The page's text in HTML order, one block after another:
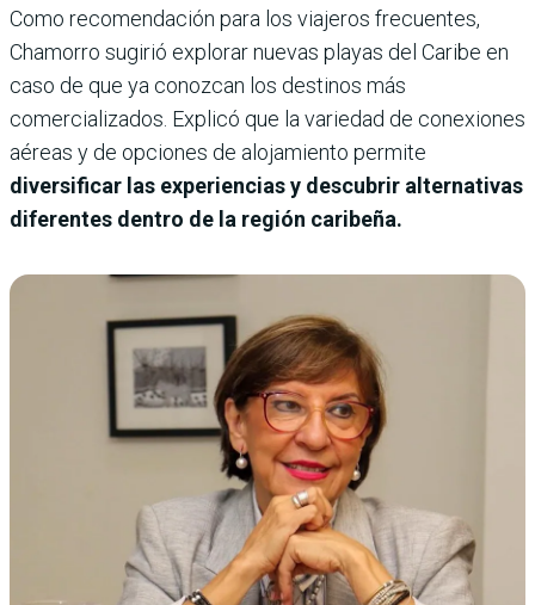
Como recomendación para los viajeros frecuentes,
Chamorro sugirió explorar nuevas playas del Caribe en
caso de que ya conozcan los destinos más
comercializados. Explicó que la variedad de conexiones
aéreas y de opciones de alojamiento permite
diversificar las experiencias y descubrir alternativas
diferentes dentro de la región caribeña.